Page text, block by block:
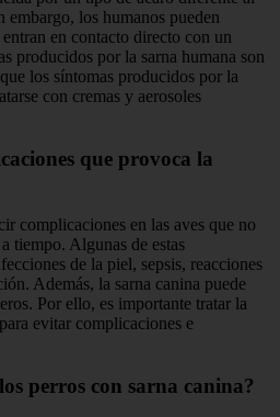
embargo, los humanos pueden
en contacto directo con un
producidos por la sarna humana son
los síntomas producidos por la
con cremas y aerosoles
que provoca la
complicaciones en las aves que no
tiempo. Algunas de estas
de la piel, sepsis, reacciones
Además, la sarna canina puede
Por ello, es importante tratar la
evitar complicaciones e
perros con sarna canina?